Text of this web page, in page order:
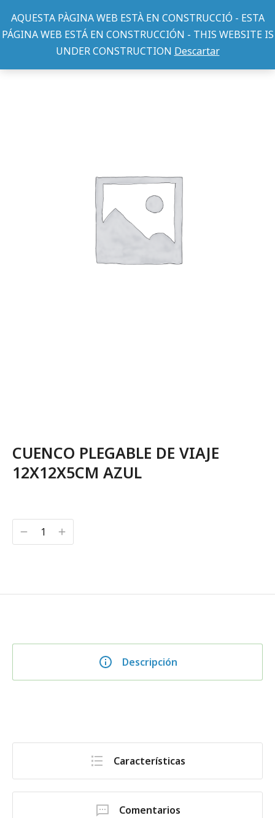
AQUESTA PÀGINA WEB ESTÀ EN CONSTRUCCIÓ - ESTA
PÁGINA WEB ESTÁ EN CONSTRUCCIÓN - THIS WEBSITE IS
UNDER CONSTRUCTION Descartar
CUENCO PLEGABLE DE VIAJE
12X12X5CM AZUL
Descripción
Características
Comentarios